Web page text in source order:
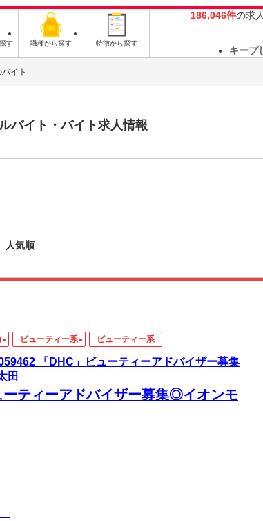
す 職種から探す 特徴から探す
186,046件の求
キープ
イト
バイト・バイト求人情報
人気順
ビューティー系 ビューティー系
「DHC」ビューティーアドバイザー募集
田
ーティーアドバイザー募集◎イオンモ